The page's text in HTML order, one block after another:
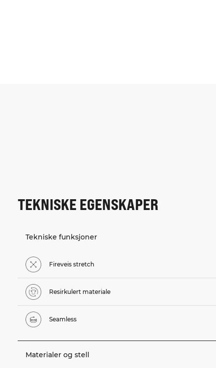
TEKNISKE EGENSKAPER
Tekniske funksjoner
Fireveis stretch
Resirkulert materiale
Seamless
Materialer og stell